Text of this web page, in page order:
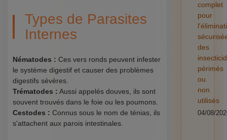
Types de Parasites
Internes
Nématodes : Ces vers ronds peuvent infester
le système digestif et causer des problèmes
digestifs sévères.
Trématodes : Aussi appelés douves, ils sont
souvent trouvés dans le foie ou les poumons.
Cestodes : Connus sous le nom de ténias, ils
s'attachent aux parois intestinales.
complet
pour
des
périmés
ou
non
utilisés
04/08/